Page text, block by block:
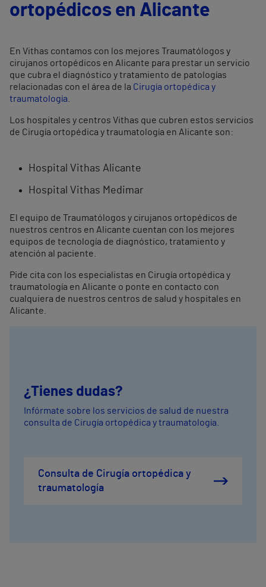
ortopédicos en Alicante
En Vithas contamos con los mejores Traumatólogos y
cirujanos ortopédicos en Alicante para prestar un servicio
que cubra el diagnóstico y tratamiento de patologías
relacionadas con el área de la Cirugía ortopédica y
traumatología
Los hospitales y centros Vithas que cubren estos servicios
de Cirugía ortopédica y traumatología en Alicante son:
Hospital Vithas Alicante
Hospital Vithas Medimar
El equipo de Traumatólogos y cirujanos ortopédicos de
nuestros centros en Alicante cuentan con los mejores
equipos de tecnología de diagnóstico, tratamiento y
atención al paciente.
Pide cita con los especialistas en Cirugía ortopédica y
traumatología en Alicante o ponte en contacto con
cualquiera de nuestros centros de salud y hospitales en
Alicante.
¿Tienes dudas?
Infórmate sobre los servicios de salud de nuestra
consulta de Cirugía ortopédica y traumatología.
Consulta de Cirugía ortopédica y
traumatología